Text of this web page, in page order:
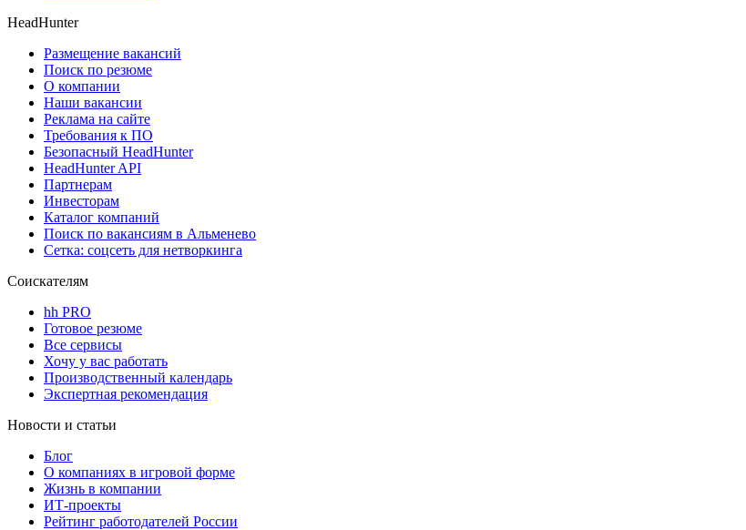
HeadHunter
Размещение вакансий
Поиск по резюме
О компании
Наши вакансии
Реклама на сайте
Требования к ПО
Безопасный HeadHunter
HeadHunter API
Партнерам
Инвесторам
Каталог компаний
Поиск по вакансиям в Альменево
Сетка: соцсеть для нетворкинга
Соискателям
hh PRO
Готовое резюме
Все сервисы
Хочу у вас работать
Производственный календарь
Экспертная рекомендация
Новости и статьи
Блог
О компаниях в игровой форме
Жизнь в компании
ИТ-проекты
Рейтинг работодателей России